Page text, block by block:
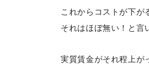
これからコストが下が
それはほぼ無い！と言
実質賃金がそれ程上が